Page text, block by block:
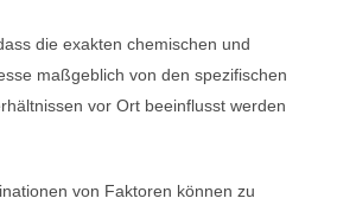
die exakten chemischen und
maßgeblich von den spezifischen
vor Ort beeinflusst werden
von Faktoren können zu